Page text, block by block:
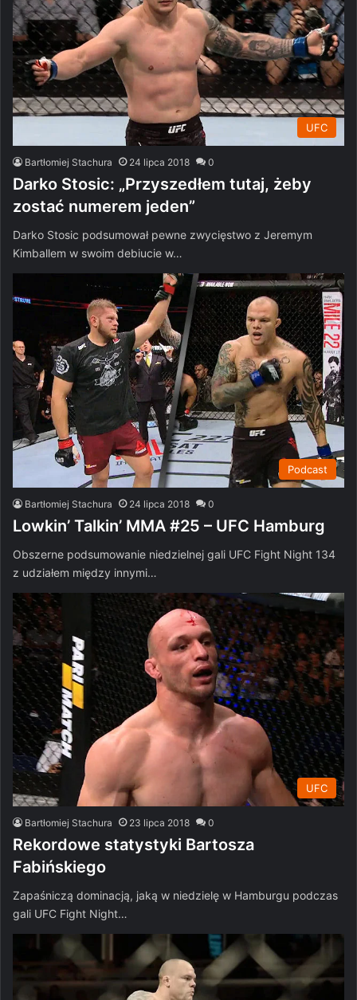
UFC
Bartłomiej Stachura 24 lipca 2018 0
Darko Stosic: „Przyszedłem tutaj, żeby
zostać numerem jeden”
Darko Stosic podsumował pewne zwycięstwo z Jeremym
Kimballem w swoim debiucie w…
Podcast
Bartłomiej Stachura 24 lipca 2018 0
Lowkin’ Talkin’ MMA #25 – UFC Hamburg
Obszerne podsumowanie niedzielnej gali UFC Fight Night 134
z udziałem między innymi…
UFC
Bartłomiej Stachura 23 lipca 2018 0
Rekordowe statystyki Bartosza
Fabińskiego
Zapaśniczą dominacją, jaką w niedzielę w Hamburgu podczas
gali UFC Fight Night…